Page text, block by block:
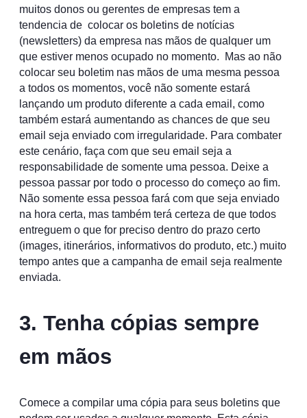
muitos donos ou gerentes de empresas tem a
tendencia de colocar os boletins de notícias
(newsletters) da empresa nas mãos de qualquer um
que estiver menos ocupado no momento. Mas ao não
colocar seu boletim nas mãos de uma mesma pessoa
a todos os momentos, você não somente estará
lançando um produto diferente a cada email, como
também estará aumentando as chances de que seu
email seja enviado com irregularidade. Para combater
este cenário, faça com que seu email seja a
responsabilidade de somente uma pessoa. Deixe a
pessoa passar por todo o processo do começo ao fim.
Não somente essa pessoa fará com que seja enviado
na hora certa, mas também terá certeza de que todos
entreguem o que for preciso dentro do prazo certo
(images, itinerários, informativos do produto, etc.) muito
tempo antes que a campanha de email seja realmente
enviada.
3. Tenha cópias sempre
em mãos
Comece a compilar uma cópia para seus boletins que